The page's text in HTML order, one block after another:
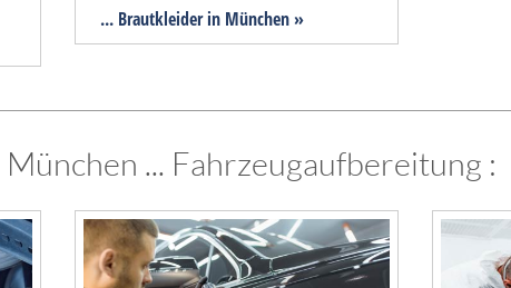
... Brautkleider in München »
... Fahrzeugaufbereitung :